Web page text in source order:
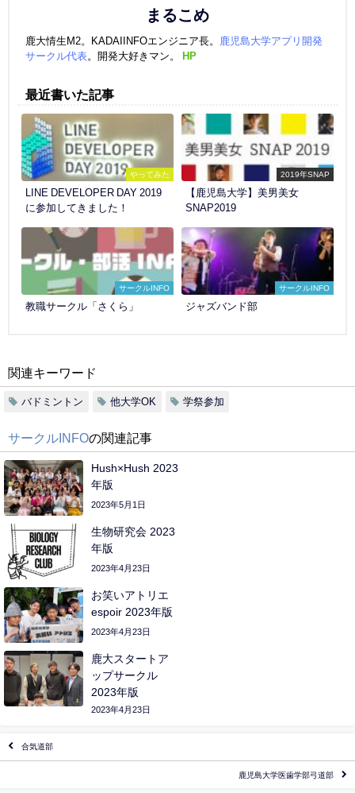
まるこめ
鹿大情生M2。KADAIINFOエンジニア長。
鹿児島大学アプリ開発
サークル代表。開発大好きマン。 HP
最近書いた記事
やってみた
LINE DEVELOPER DAY 2019
に参加してきました！
2019年SNAP
【鹿児島大学】美男美女
SNAP2019
サークルINFO
教職サークル「さくら」
サークルINFO
ジャズバンド部
関連キーワード
バドミントン 他大学OK 学祭参加
サークルINFOの関連記事
Hush×Hush 2023
年版
2023年5月1日
生物研究会 2023
年版
2023年4月23日
お笑いアトリエ
espoir 2023年版
2023年4月23日
鹿大スタートア
ップサークル
2023年版
2023年4月23日
合気道部
鹿児島大学医歯学部弓道部